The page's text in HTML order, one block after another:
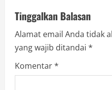
n
u
e
R
Tinggalkan Balasan
Alamat email Anda tidak
yang wajib ditandai *
Komentar*